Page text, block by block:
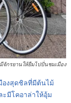
จักรยานให้ยืมไปปั่นชมเมือง
องสุดชิลที่มีต้นไม้
มีโคอาล่าให้อุ้ม